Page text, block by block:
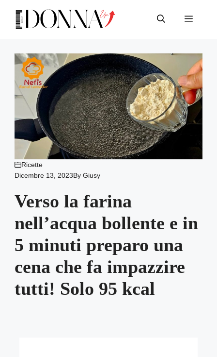
contenuto
Menu
Ricette
Dicembre 13, 2023ByGiusy
Verso la farina
nell’acqua bollente e in
5 minuti preparo una
cena che fa impazzire
tutti! Solo 95 kcal